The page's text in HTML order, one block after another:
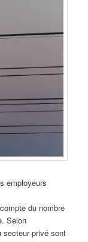
employeurs
du nombre
Selon
secteur privé sont